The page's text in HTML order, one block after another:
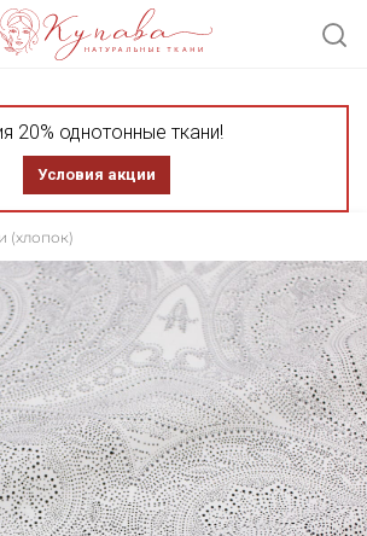
20% однотонные ткани!
Условия акции
(хлопок)